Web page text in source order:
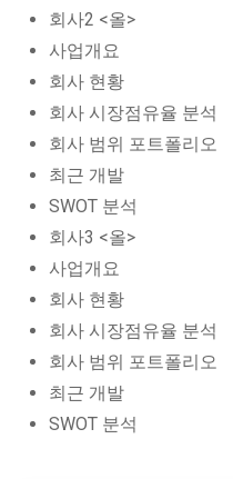
회사2 <올>
사업개요
회사 현황
회사 시장점유율 분석
회사 범위 포트폴리오
최근 개발
SWOT 분석
회사3 <올>
사업개요
회사 현황
회사 시장점유율 분석
회사 범위 포트폴리오
최근 개발
SWOT 분석